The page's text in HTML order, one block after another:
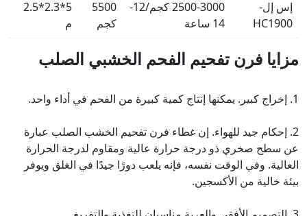
إس إل-
HC1900
2500-3000 كجم/12-
14 ساعة
5500
كجم
5*2.3*2.5
م
مزايا فرن تفحيم الفحم الخشبي الصلب
1. إخراج كبير. يمكنها إنتاج كمية كبيرة من الفحم في أداء واحد.
2. إحكام جيد للهواء. إن غطاء فرن تفحيم الخشب الصلب عبارة
عن سطح صخري ذو درجة حرارة عالية ومقاوم لدرجة الحرارة
العالية. وفي الوقت نفسه، فإنه يلعب دورًا جيدًا في الغلق ويوفر
بيئة خالية من الأكسجين.